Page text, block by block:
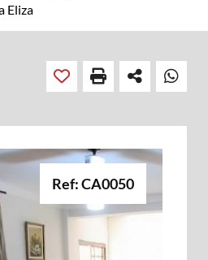
Eliza
Ref: CA0050